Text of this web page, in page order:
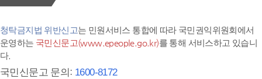
청탁금지법 위반신고는 민원서비스 통합에 따라 국민권익위원회에서
운영하는 국민신문고(www.epeople.go.kr)를 통해 서비스하고 있습니
다.
국민신문고 문의: 1600-8172